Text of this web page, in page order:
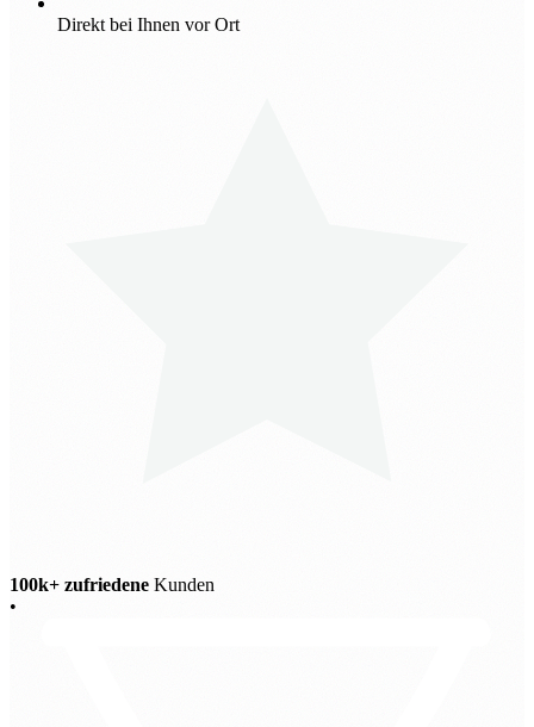
Direkt bei Ihnen vor Ort
100k+ zufriedene Kunden
•